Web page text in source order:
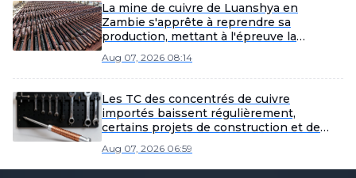
La mine de cuivre de Luanshya en
Zambie s'apprête à reprendre sa
production, mettant à l'épreuve la
Aug 07, 2026 08:14
Les TC des concentrés de cuivre
importés baissent régulièrement,
certains projets de construction et de
grande mine de cuivre souterraine du
monde, sont suspendus [Revue
Aug 07, 2026 06:59